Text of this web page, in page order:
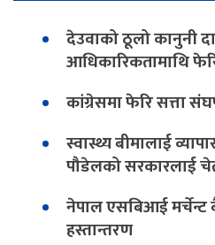
देउवाको ठूलो कानुनी
आधिकारिकतामाथि फेरि
कांग्रेसमा फेरि सत्ता
स्वास्थ्य बीमालाई
पौडेलको सरकारलाई
नेपाल एसबिआई मर्चेन्ट
हस्तान्तरण